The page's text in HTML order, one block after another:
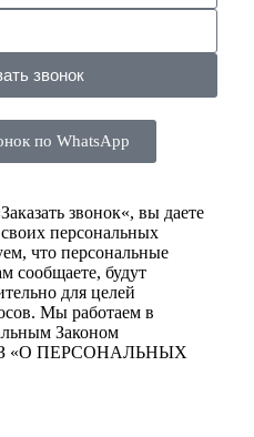
звонок
по WhatsApp
Заказать звонок«, вы даете
персональных
что персональные
сообщаете, будут
для целей
Мы работаем в
Законом
ФЗ «О ПЕРСОНАЛЬНЫХ